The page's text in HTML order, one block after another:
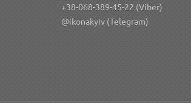
+38-068-389-45-22 (Viber)
@ikonakyiv (Telegram)